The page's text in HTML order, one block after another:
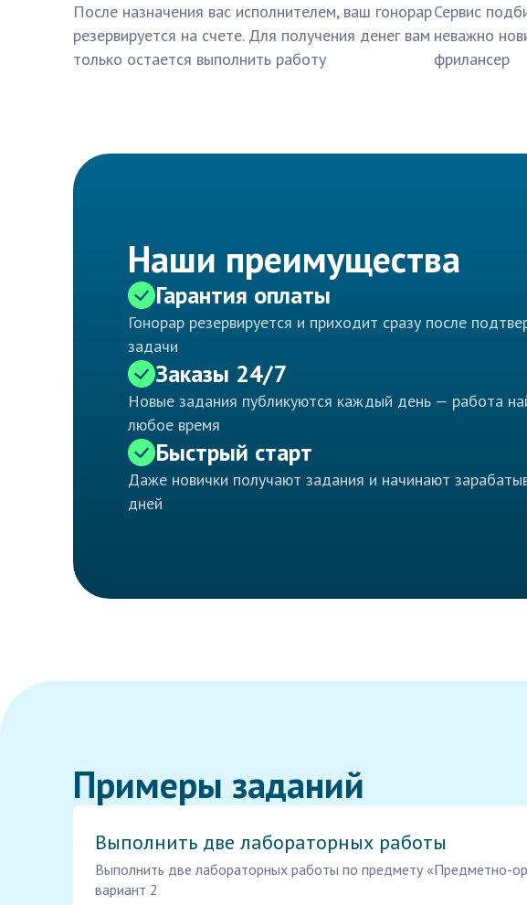
После назначения вас исполнителем, ваш гонорар
резервируется на счете. Для получения денег вам
только остается выполнить работу
Сервис
неважно
фрилансер
Наши преимущества
Гарантия оплаты
Гонорар резервируется и приходит сразу после
задачи
Заказы 24/7
Новые задания публикуются каждый день — работа
любое время
Быстрый старт
Даже новички получают задания и начинают
дней
Примеры заданий
Выполнить две лабораторных работы
Выполнить две лабораторных работы по предмету «Предметно-
вариант 2